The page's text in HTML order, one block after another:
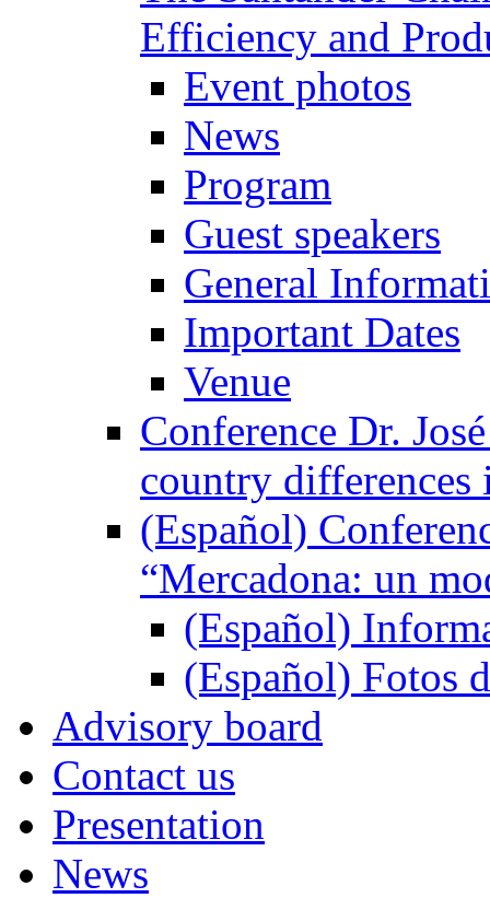
Efficiency and
Event photos
News
Program
Guest speakers
General
Important Dates
Venue
Conference Dr.
country
(Español)
“Mercadona: un
(Español)
(Español) Fotos
Advisory board
Contact us
Presentation
News